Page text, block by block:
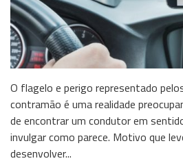
O flagelo e perigo representado
contramão é uma realidade
de encontrar um condutor em
invulgar como parece. Motivo que
desenvolver...